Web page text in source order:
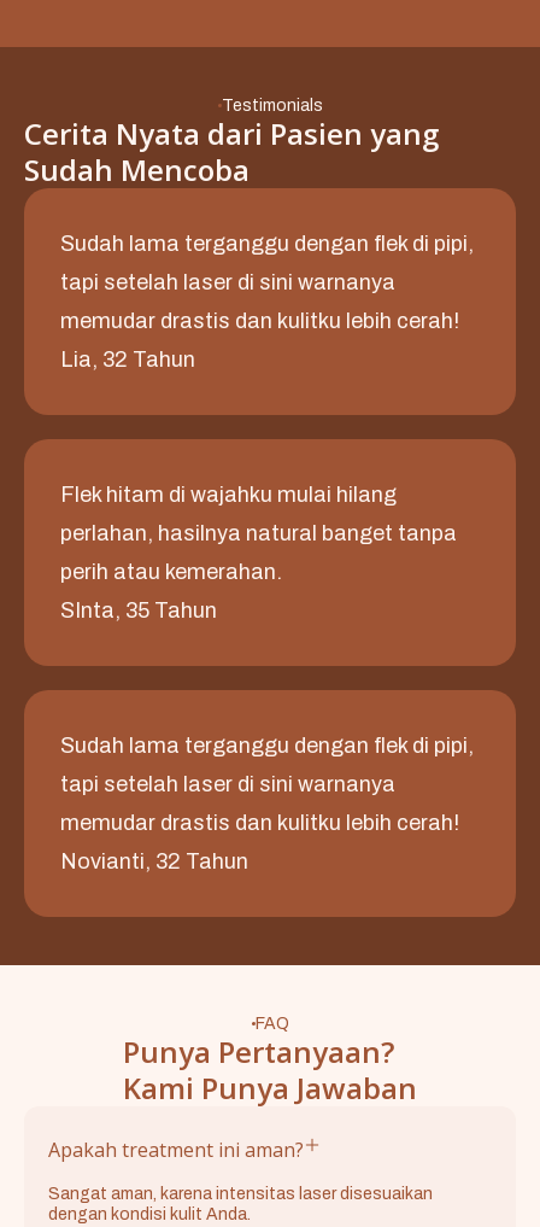
Testimonials
Cerita Nyata dari Pasien yang
Sudah Mencoba
Sudah lama terganggu dengan flek di pipi,
tapi setelah laser di sini warnanya
memudar drastis dan kulitku lebih cerah!
Lia, 32 Tahun
Flek hitam di wajahku mulai hilang
perlahan, hasilnya natural banget tanpa
perih atau kemerahan.
SInta, 35 Tahun
Sudah lama terganggu dengan flek di pipi,
tapi setelah laser di sini warnanya
memudar drastis dan kulitku lebih cerah!
Novianti, 32 Tahun
FAQ
Punya Pertanyaan?
Kami Punya Jawaban
Apakah treatment ini aman?
Sangat aman, karena intensitas laser disesuaikan
dengan kondisi kulit Anda.